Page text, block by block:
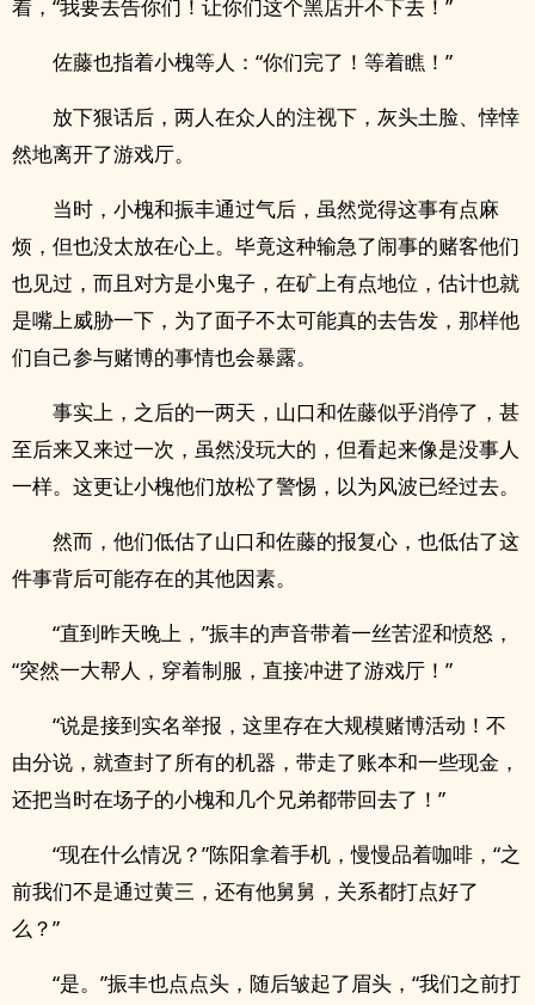
着，“我要去告你们！让你们这个黑店开不下去！”
佐藤也指着小槐等人：“你们完了！等着瞧！”
放下狠话后，两人在众人的注视下，灰头土脸、悻悻
然地离开了游戏厅。
当时，小槐和振丰通过气后，虽然觉得这事有点麻
烦，但也没太放在心上。毕竟这种输急了闹事的赌客他们
也见过，而且对方是小鬼子，在矿上有点地位，估计也就
是嘴上威胁一下，为了面子不太可能真的去告发，那样他
们自己参与赌博的事情也会暴露。
事实上，之后的一两天，山口和佐藤似乎消停了，甚
至后来又来过一次，虽然没玩大的，但看起来像是没事人
一样。这更让小槐他们放松了警惕，以为风波已经过去。
然而，他们低估了山口和佐藤的报复心，也低估了这
件事背后可能存在的其他因素。
“直到昨天晚上，”振丰的声音带着一丝苦涩和愤怒，
“突然一大帮人，穿着制服，直接冲进了游戏厅！”
“说是接到实名举报，这里存在大规模赌博活动！不
由分说，就查封了所有的机器，带走了账本和一些现金，
还把当时在场子的小槐和几个兄弟都带回去了！”
“现在什么情况？”陈阳拿着手机，慢慢品着咖啡，“之
前我们不是通过黄三，还有他舅舅，关系都打点好了
么？”
“是。”振丰也点点头，随后皱起了眉头，“我们之前打